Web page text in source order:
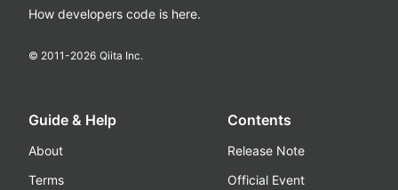
How developers code is here.
© 2011-2026 Qiita Inc.
Guide & Help
About
Terms
Contents
Release Note
Official Event